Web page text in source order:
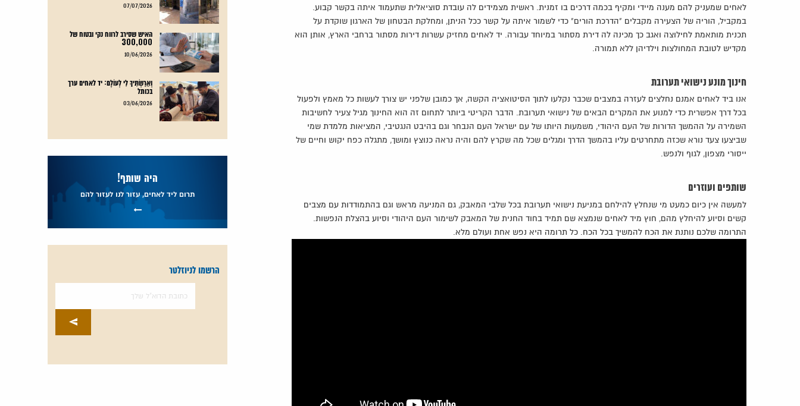
לאחים שמעניק להם מענה מיידי ומקיף בכמה דרכים בו זמנית. ראשית מצמידים לה עובדת סוציאלית שתעמוד איתה בקשר קבוע.
במקביל, הוריה של הצעירה מקבלים "הדרכת הורים" כדי לשמור איתה על קשר ככל הניתן, ומחלקת הבטחון של הארגון שוקדת על
תכנית מותאמת לחילוצה ואגב כך מכינה לה דירת מסתור במיוחד עבורה. יד לאחים מחזיק עשרות דירות מסתור ברחבי הארץ, אותן הוא
מקדיש לטובת המחולצות וילדיהן ללא תמורה.
חינוך מונע נישואי תערובת
אנו ביד לאחים אמנם נחלצים לעזרה במצבים שכבר נקלעו לתוך הסיטואציה הקשה, אך כמובן שלפני יש צורך לעשות כל מאמץ ולפעול
בכל דרך אפשרית כדי למנוע את המקרים הבאים של נישואי תערובת. הדבר הקריטי ביותר לתחום זה הוא החינוך מגיל צעיר לחשיבות
השמירה על ההמשך הדורות של העם היהודי, משמעות היותו של עם ישראל העם הנבחר וגם בהיבט הנגטיבי, המציאות מלמדת שמי
שביצעו צעד נורא שכזה מתחרטים עליו בהמשך הדרך ומגלים שכל מה שקרץ להם והיה נראה כנוצץ ומושך, מתגלה כפח יקוש וחיים של
ייסורי מצפון, לגוף ולנפש.
שותפים ועוזרים
למעשה אין כיום כמעט מי שנחלץ להילחם במניעת נישואי תערובת בכל שלבי המאבק, גם המניעה מראש וגם בהתמודדות עם מצבים
קשים וסיוע להיחלץ מהם, חוץ מיד לאחים שנמצא שם תמיד בחוד החנית של המאבק לשימור העם היהודי וסיוע בהצלת הנפשות.
התרומה שלכם נותנת את הכח להמשיך בכל הכח. כל תרומה היא נפש אחת ועולם מלא.
07/07/2026
האיש שסירב לרווח נקי ובטוח של
300,000
10/06/2026
וְאֵרַשְׂתִּיךְ לִי לְעוֹלָם: יד לאחים ערך
בכותל
03/06/2026
היה שותף!
תרום ליד לאחים, עזור לנו לעזור להם
הרשמו לניוזלטר